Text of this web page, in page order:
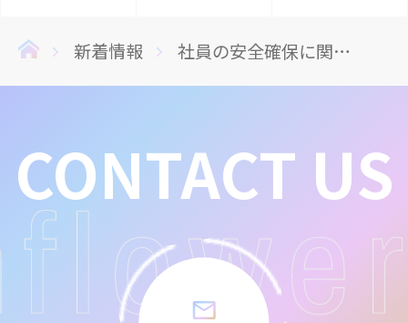
新着情報 社員の安全確保に関する基本方針について
CONTACT US